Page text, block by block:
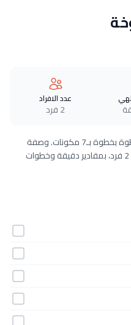
عدد الافراد
2 فرد
طريقة عمل فاصوليا خضراء مطبوخة خطوة بخطوة بـ7 مكونات. وصفة
سهلة ومجرّبة من مطبخ دلوقتي تكفي 2 فرد، بمقادير دقيقة وخطوات